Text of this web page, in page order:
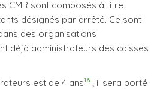
CMR sont composés à titre
désignés par arrêté. Ce sont
des organisations
déjà administrateurs des caisses
est de 4 ans16 ; il sera porté